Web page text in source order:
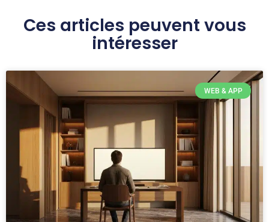
Ces articles peuvent vous
intéresser
WEB & APP